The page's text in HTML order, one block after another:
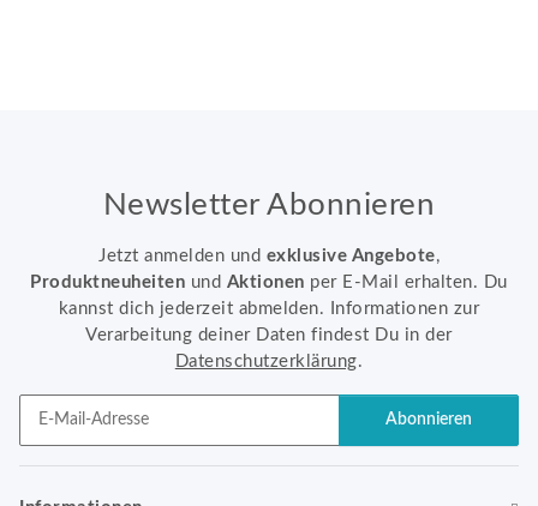
Newsletter Abonnieren
Jetzt anmelden und exklusive Angebote,
Produktneuheiten und Aktionen per E-Mail erhalten. Du
kannst dich jederzeit abmelden. Informationen zur
Verarbeitung deiner Daten findest Du in der
Datenschutzerklärung.
Abonnieren